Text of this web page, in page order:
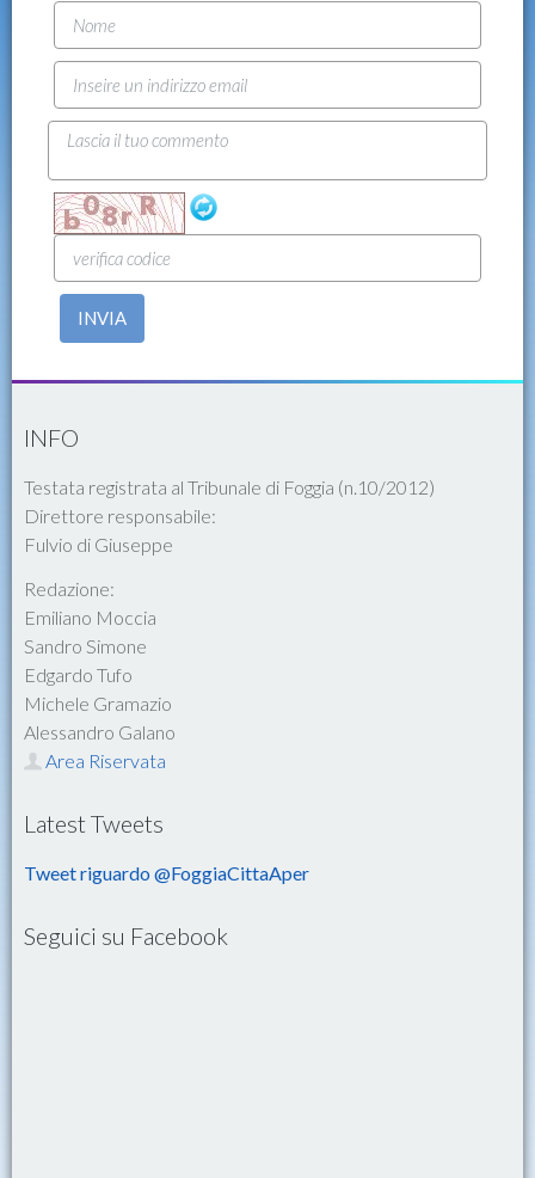
INVIA
INFO
Testata registrata al Tribunale di Foggia (n.10/2012)
Direttore responsabile:
Fulvio di Giuseppe
Redazione:
Emiliano Moccia
Sandro Simone
Edgardo Tufo
Michele Gramazio
Alessandro Galano
Area Riservata
Latest Tweets
Tweet riguardo @FoggiaCittaAper
Seguici su Facebook